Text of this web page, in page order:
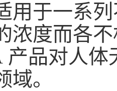
用于一系
浓度而各
产品对人
。